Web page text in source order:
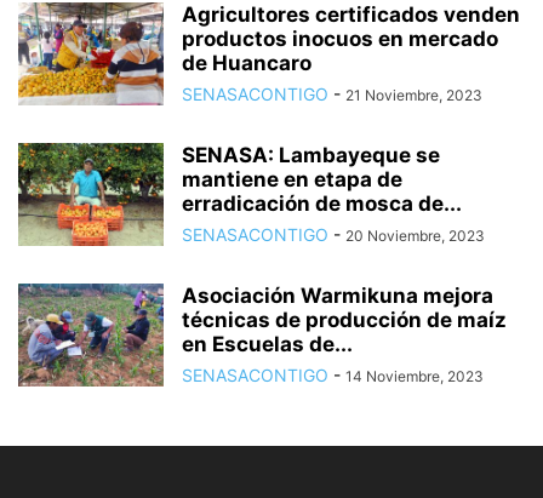
Agricultores certificados venden
productos inocuos en mercado
de Huancaro
SENASACONTIGO - 21 Noviembre, 2023
SENASA: Lambayeque se
mantiene en etapa de
erradicación de mosca de...
SENASACONTIGO - 20 Noviembre, 2023
Asociación Warmikuna mejora
técnicas de producción de maíz
en Escuelas de...
SENASACONTIGO - 14 Noviembre, 2023